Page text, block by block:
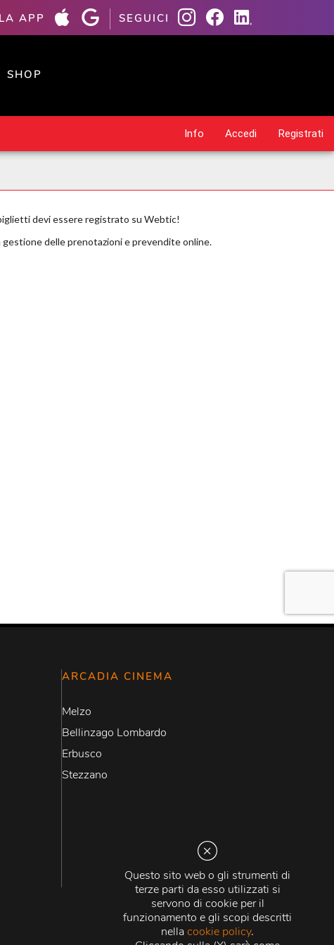
Questo sito web o gli strumenti di
terze parti da esso utilizzati si
servono di cookie per il
funzionamento e gli scopi descritti
nellacookie policy.
APP SEGUICI
SHOP
ARCADIA CINEMA
Melzo
Bellinzago Lombardo
Erbusco
Stezzano